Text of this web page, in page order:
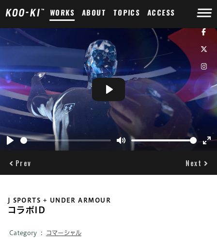
WORKS ABOUT TOPICS ACCESS
Mute
Play
Prev Next
J SPORTS + UNDER ARMOUR
コラボID
Category
コマーシャル